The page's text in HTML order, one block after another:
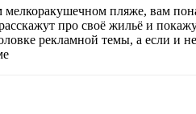
пляже, вам
про своё жильё и
рекламной темы, а если